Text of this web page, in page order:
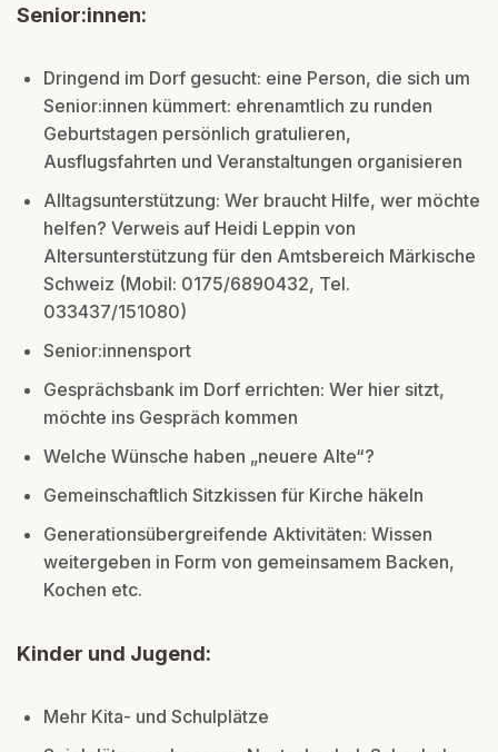
Senior:innen:
Dringend im Dorf gesucht: eine Person, die sich um
Senior:innen kümmert: ehrenamtlich zu runden
Geburtstagen persönlich gratulieren,
Ausflugsfahrten und Veranstaltungen organisieren
Alltagsunterstützung: Wer braucht Hilfe, wer möchte
helfen? Verweis auf Heidi Leppin von
Altersunterstützung für den Amtsbereich Märkische
Schweiz (Mobil: 0175/6890432, Tel.
033437/151080)
Senior:innensport
Gesprächsbank im Dorf errichten: Wer hier sitzt,
möchte ins Gespräch kommen
Welche Wünsche haben „neuere Alte“?
Gemeinschaftlich Sitzkissen für Kirche häkeln
Generationsübergreifende Aktivitäten: Wissen
weitergeben in Form von gemeinsamem Backen,
Kochen etc.
Kinder und Jugend:
Mehr Kita- und Schulplätze